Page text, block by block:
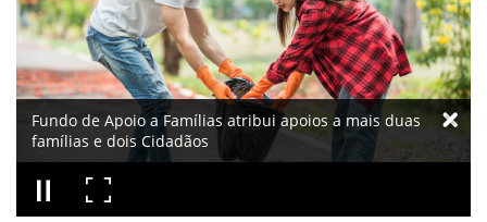
Fundo de Apoio a Famílias atribui apoios a mais duas
famílias e dois Cidadãos